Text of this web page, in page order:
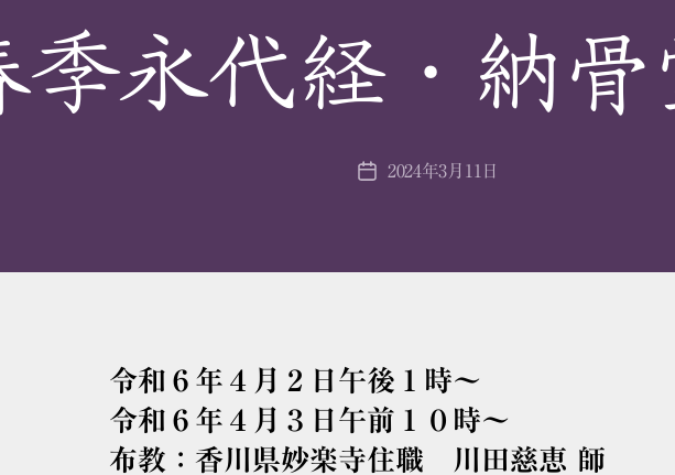
季永代経・納骨
投
2024年3月11日
令和６年４月２日午後１時～
令和６年４月３日午前１０時～
布教：香川県妙楽寺住職 川田慈恵 師